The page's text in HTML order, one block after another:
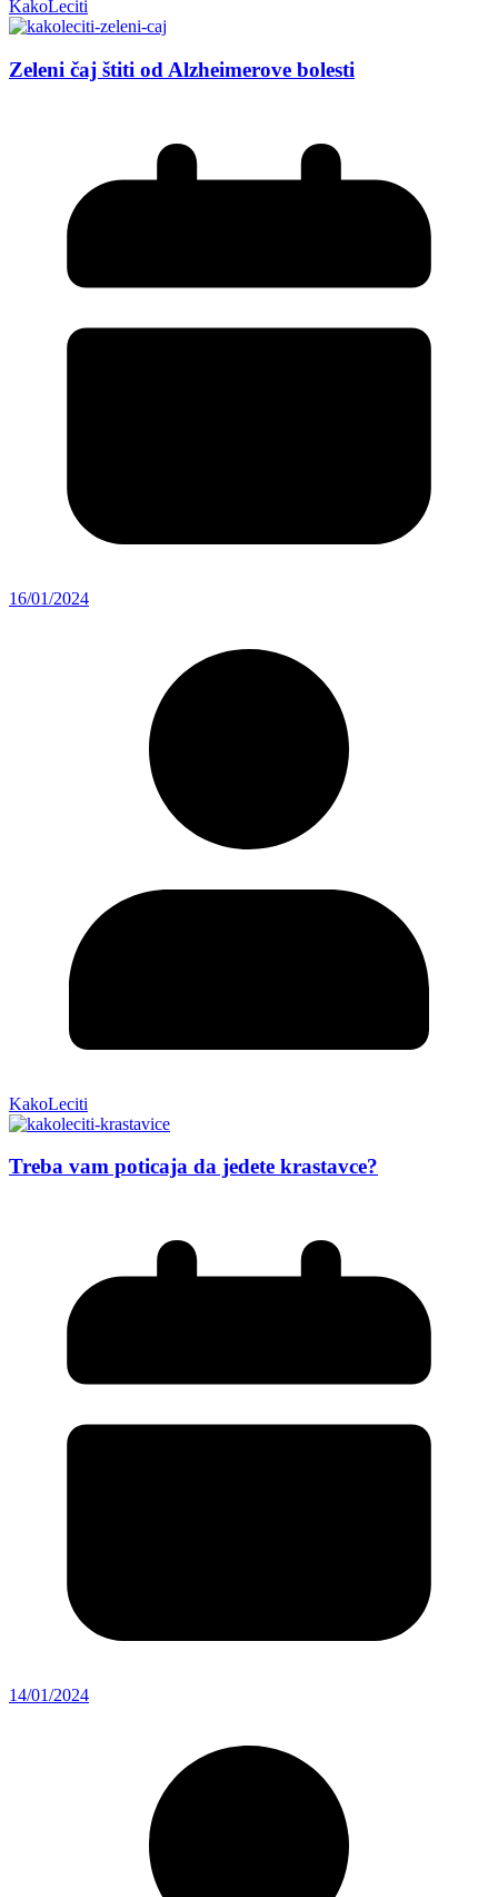
KakoLeciti
Zeleni čaj štiti od Alzheimerove bolesti
16/01/2024
KakoLeciti
Treba vam poticaja da jedete krastavce?
14/01/2024